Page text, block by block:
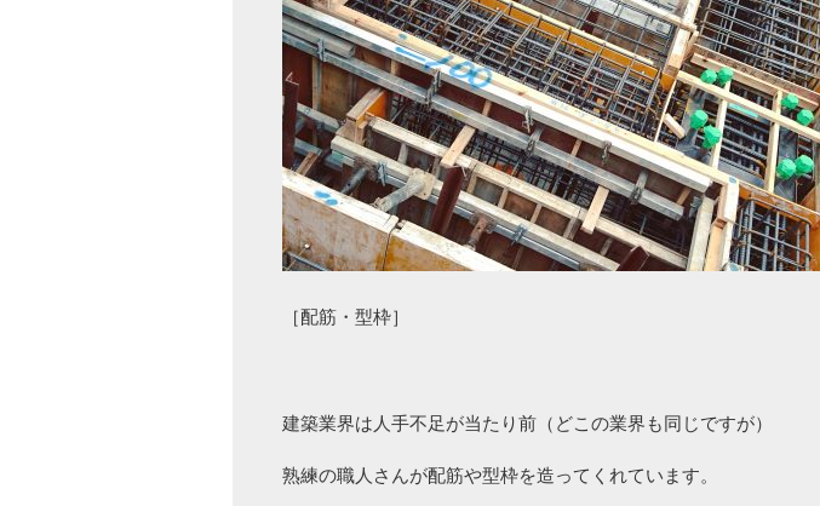
［配筋・型枠］
建築業界は人手不足が当たり前（どこの業界も同じですが）
熟練の職人さんが配筋や型枠を造ってくれています。